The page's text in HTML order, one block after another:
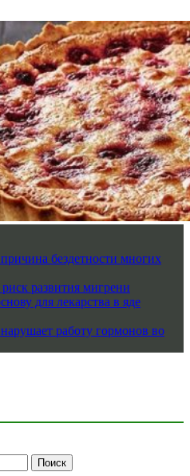
бездетности многих
развития мигрени
для лекарства в яде
работу гормонов во